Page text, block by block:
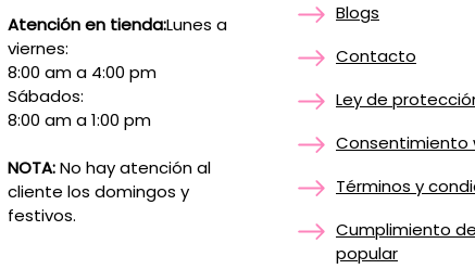
Atención en tienda:Lunes a
viernes:
8:00 am a 4:00 pm
Sábados:
8:00 am a 1:00 pm
NOTA:No hay atención al
cliente los domingos y
festivos.
Blogs
Contacto
Ley de
Consentimiento
Términos y
Cumplimiento
popular